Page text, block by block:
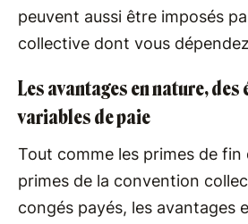
peuvent aussi être imposés
collective dont vous
Les avantages en nature, des
variables de paie
Tout comme les primes de fin
primes de la convention
congés payés, les avantages